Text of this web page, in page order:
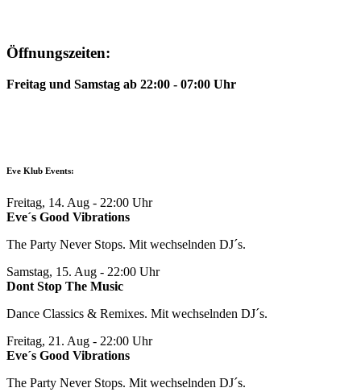
Öffnungszeiten:
Freitag und Samstag ab 22:00 - 07:00 Uhr
Eve Klub Events:
Freitag, 14. Aug - 22:00 Uhr
Eve´s Good Vibrations
The Party Never Stops. Mit wechselnden DJ´s.
Samstag, 15. Aug - 22:00 Uhr
Dont Stop The Music
Dance Classics & Remixes. Mit wechselnden DJ´s.
Freitag, 21. Aug - 22:00 Uhr
Eve´s Good Vibrations
The Party Never Stops. Mit wechselnden DJ´s.